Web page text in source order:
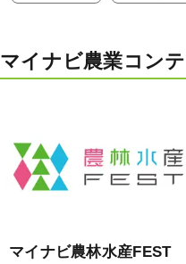
マイナビ農業コン
マイナビ農林水産FEST